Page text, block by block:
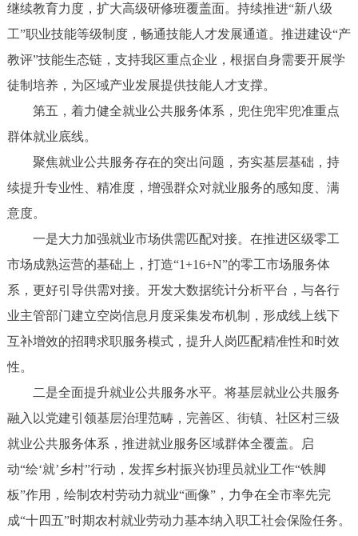
继续教育力度，扩大高级研修班覆盖面。持续推进“新八级
工”职业技能等级制度，畅通技能人才发展通道。推进建设“产
教评”技能生态链，支持我区重点企业，根据自身需要开展学
徒制培养，为区域产业发展提供技能人才支撑。
第五，着力健全就业公共服务体系，兜住兜牢兜准重点
群体就业底线。
聚焦就业公共服务存在的突出问题，夯实基层基础，持
续提升专业性、精准度，增强群众对就业服务的感知度、满
意度。
一是大力加强就业市场供需匹配对接。在推进区级零工
市场成熟运营的基础上，打造“1+16+N”的零工市场服务体
系，更好引导供需对接。开发大数据统计分析平台，与各行
业主管部门建立空岗信息月度采集发布机制，形成线上线下
互补增效的招聘求职服务模式，提升人岗匹配精准性和时效
性。
二是全面提升就业公共服务水平。将基层就业公共服务
融入以党建引领基层治理范畴，完善区、街镇、社区村三级
就业公共服务体系，推进就业服务区域群体全覆盖。启
动“绘‘就’乡村”行动，发挥乡村振兴协理员就业工作“铁脚
板”作用，绘制农村劳动力就业“画像”，力争在全市率先完
成“十四五”时期农村就业劳动力基本纳入职工社会保险任务。